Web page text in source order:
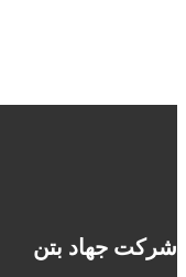
شرکت جهاد بتن